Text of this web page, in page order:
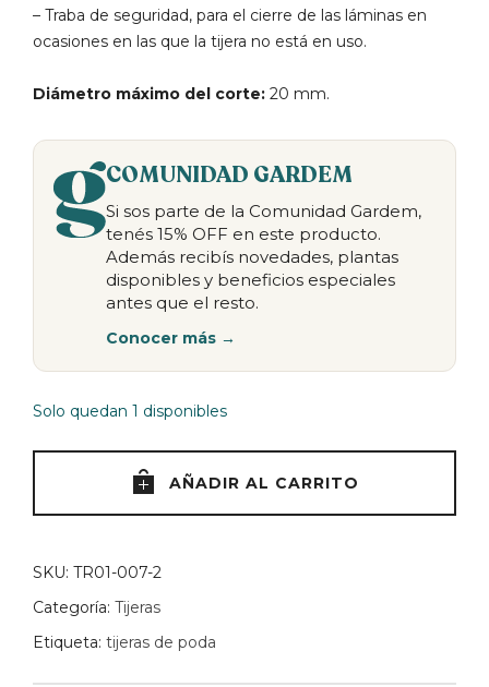
– Traba de seguridad, para el cierre de las láminas en
ocasiones en las que la tijera no está en uso.
Diámetro máximo del corte: 20 mm.
COMUNIDAD GARDEM
Si sos parte de la Comunidad Gardem,
tenés 15% OFF en este producto.
Además recibís novedades, plantas
disponibles y beneficios especiales
antes que el resto.
Conocer más →
Solo quedan 1 disponibles
AÑADIR AL CARRITO
SKU: TR01-007-2
Categoría: Tijeras
Etiqueta: tijeras de poda